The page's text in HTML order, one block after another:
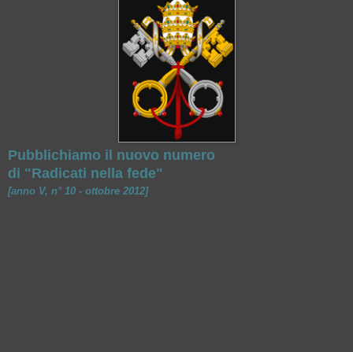
Pubblichiamo il nuovo numero
di "Radicati nella fede"
[anno V, n° 10 - ottobre 2012]